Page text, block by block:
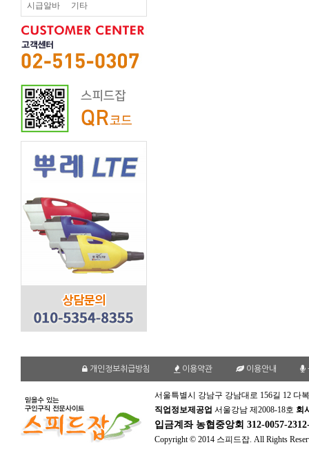
시급알바 기타
개인정보취급방침 이용약관 이용안내
서울특별시 강남구 강남대로 156길 12 다
직업정보제공업 서울강남 제2008-18호 회
입금계좌 농협중앙회 312-0057-
Copyright © 2014 스피드잡. All Rights